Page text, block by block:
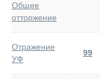
Общее
отторжение
Отражение
УФ
99